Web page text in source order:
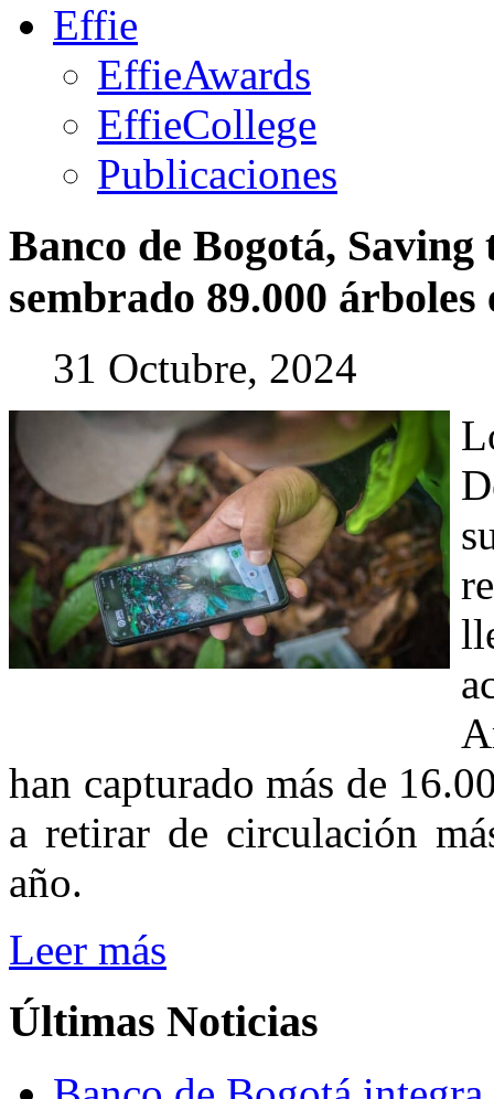
Effie
EffieAwards
EffieCollege
Publicaciones
Banco de Bogotá, Saving
sembrado 89.000 árboles
31 Octubre, 2024
han capturado más de
a retirar de circulación
año.
Leer más
Últimas Noticias